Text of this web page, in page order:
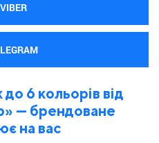
VIBER
6 кольорів від
— брендоване
на вас